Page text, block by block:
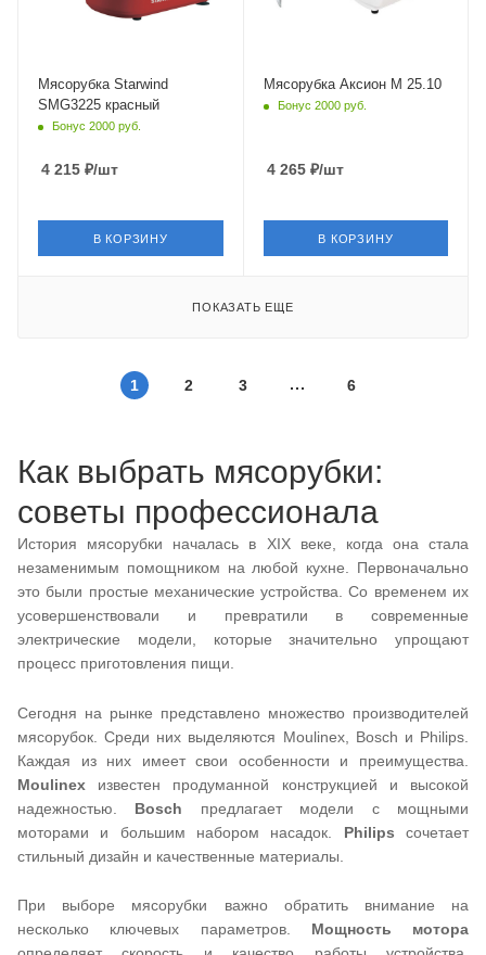
Мясорубка Starwind
SMG3225 красный
Бонус 2000 руб.
4 215 ₽/шт
В КОРЗИНУ
Мясорубка Аксион М 25.10
Бонус 2000 руб.
4 265₽/шт
В КОРЗИНУ
ПОКАЗАТЬ ЕЩЕ
1 2 3 6
Как выбрать мясорубки:
советы профессионала
История мясорубки началась в XIX веке, когда она стала
незаменимым помощником на любой кухне. Первоначально
это были простые механические устройства. Со временем их
усовершенствовали и превратили в современные
электрические модели, которые значительно упрощают
процесс приготовления пищи.
Сегодня на рынке представлено множество производителей
мясорубок. Среди них выделяются Moulinex, Bosch и Philips.
Каждая из них имеет свои особенности и преимущества.
Moulinex известен продуманной конструкцией и высокой
надежностью. Bosch предлагает модели с мощными
моторами и большим набором насадок. Philips сочетает
стильный дизайн и качественные материалы.
При выборе мясорубки важно обратить внимание на
несколько ключевых параметров. Мощность мотора